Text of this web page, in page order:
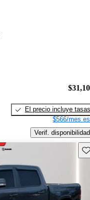
El precio incluye tasas
$566/mes
Verif. disponibilidad